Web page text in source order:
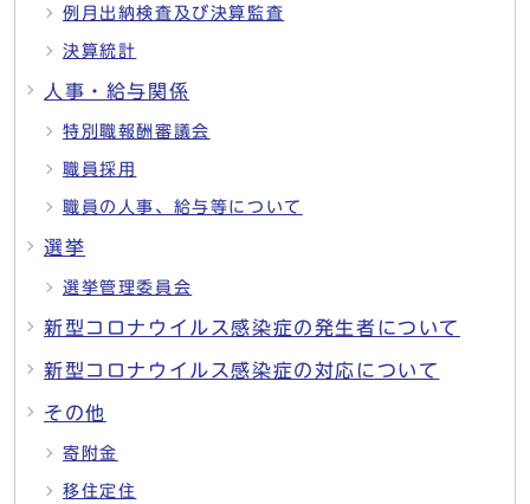
例月出納検査及び決算監査
決算統計
人事・給与関係
特別職報酬審議会
職員採用
職員の人事、給与等について
選挙
選挙管理委員会
新型コロナウイルス感染症の発生者について
新型コロナウイルス感染症の対応について
その他
寄附金
移住定住